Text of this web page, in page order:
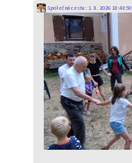
Společná cesta: 1. 8. 2026 18:43:50